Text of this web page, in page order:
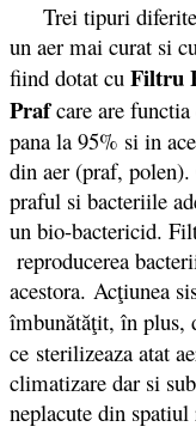
Trei tipuri diferite
un aer mai curat si
fiind dotat cu Filtru
Prafcare are functia
pana la 95% si in
din aer (praf,
praful si bacteriile
un bio-bactericid.
reproducerea
acestora. Acţiunea
îmbunătăţit, în plus,
ce sterilizeaza atat
climatizare dar si
neplacute din spatiul